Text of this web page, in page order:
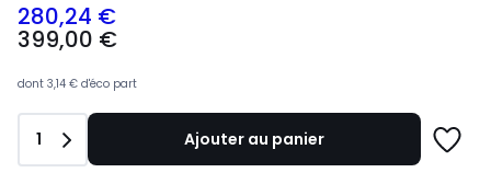
399,00
€
à
programme
pour
payer
280,24 €
399,00 €
dont 3,14 € d'éco part
Quantité
1 Ajouter au panier